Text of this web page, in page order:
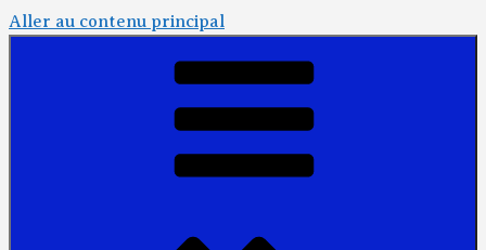
Aller au contenu principal